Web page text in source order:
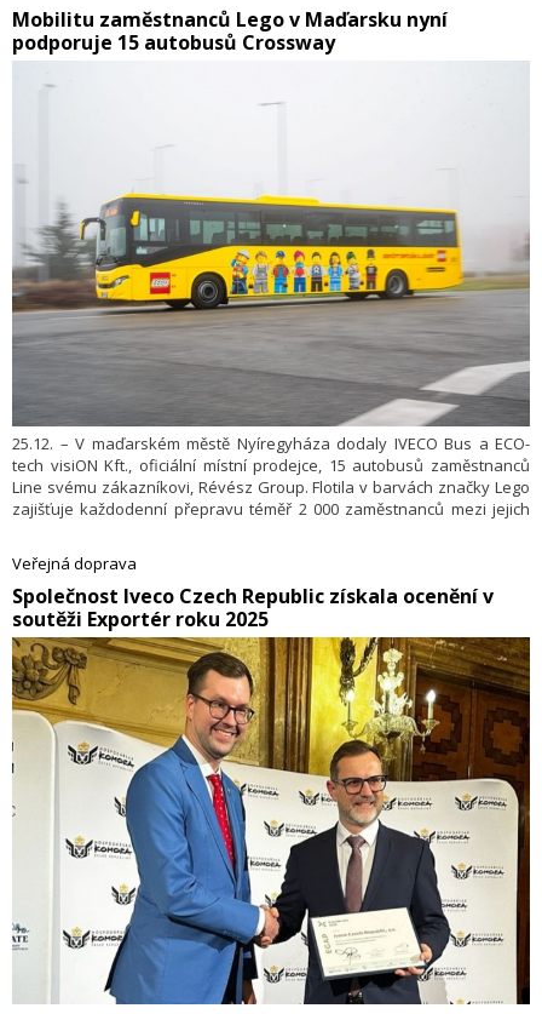
​Mobilitu zaměstnanců Lego v Maďarsku nyní
podporuje 15 autobusů Crossway
25.12. – V maďarském městě Nyíregyháza dodaly IVECO Bus a ECO-
tech visiON Kft., oficiální místní prodejce, 15 autobusů zaměstnanců
Line svému zákazníkovi, Révész Group. Flotila v barvách značky Lego
zajišťuje každodenní přepravu téměř 2 000 zaměstnanců mezi jejich
v regionu. Tato třináctimetrová vozidla jsou vhodná pro přepravy na
krátké a střední vzdálenosti.
Veřejná doprava
​Společnost Iveco Czech Republic získala ocenění v
soutěži Exportér roku 2025